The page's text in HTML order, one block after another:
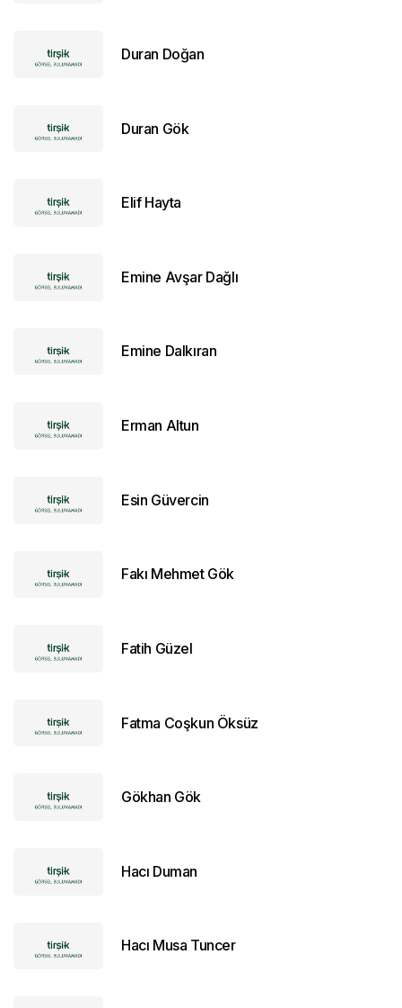
Duran Doğan
Duran Gök
Elif Hayta
Emine Avşar Dağlı
Emine Dalkıran
Erman Altun
Esin Güvercin
Fakı Mehmet Gök
Fatih Güzel
Fatma Coşkun Öksüz
Gökhan Gök
Hacı Duman
Hacı Musa Tuncer